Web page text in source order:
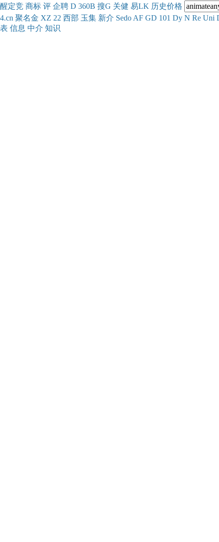
醒定竞 商标 评 企聘 D 360B 搜G 关健 易LK 历史价格
4.cn 聚名金 XZ 22 西部 玉集 新介 Sedo AF GD 101 Dy N Re Uni
表 信息 中介 知识